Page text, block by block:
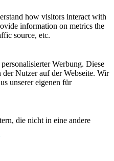
how visitors interact with
information on metrics the
source, etc.
Werbung. Diese
Nutzer auf der Webseite. Wir
unserer eigenen für
die nicht in eine andere